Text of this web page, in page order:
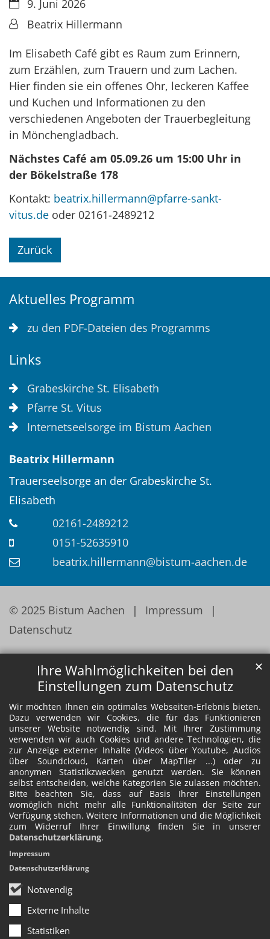
Ihre Wahlmöglichkeiten bei den
Einstellungen zum Datenschutz
Wir möchten Ihnen ein optimales Webseiten-Erlebnis bieten.
Dazu verwenden wir Cookies, die für das Funktionieren
unserer Website notwendig sind. Mit Ihrer Zustimmung
verwenden wir auch Cookies und andere Technologien, die
zur Anzeige externer Inhalte (Videos über Youtube, Audios
über Soundcloud, Karten über MapTiler ...) oder zu
anonymen Statistikzwecken genutzt werden. Sie können
selbst entscheiden, welche Kategorien Sie zulassen möchten.
Bitte beachten Sie, dass auf Basis Ihrer Einstellungen
womöglich nicht mehr alle Funktionalitäten der Seite zur
Verfügung stehen. Weitere Informationen und die Möglichkeit
zum Widerruf Ihrer Einwillung finden Sie in unserer
Datenschutzerklärung.
Notwendig
Externe Inhalte
Statistiken
✕
Impressum
Datenschutzerklärung
9. Juni 2026
Von:Beatrix Hillermann
Im Elisabeth Café gibt es Raum zum Erinnern,
zum Erzählen, zum Trauern und zum Lachen.
Hier finden sie ein offenes Ohr, leckeren Kaffee
und Kuchen und Informationen zu den
verschiedenen Angeboten der Trauerbegleitung
in Mönchengladbach.
Nächstes Café am 05.09.26 um 15:00 Uhr in
der Bökelstraße 178
Kontakt: beatrix.hillermann@pfarre-sankt-
vitus.de oder 02161-2489212
Zurück
Aktuelles Programm
zu den PDF-Dateien des Programms
Links
Grabeskirche St. Elisabeth
Pfarre St. Vitus
Internetseelsorge im Bistum Aachen
Beatrix Hillermann
Trauerseelsorge an der Grabeskirche St.
Elisabeth
02161-2489212
0151-52635910
beatrix.hillermann@bistum-aachen.de
© 2025 Bistum Aachen
Impressum
Datenschutz